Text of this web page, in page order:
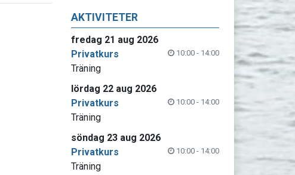
AKTIVITETER
fredag 21 aug 2026
Privatkurs
10:00 - 14:00
Träning
lördag 22 aug 2026
Privatkurs
10:00 - 14:00
Träning
söndag 23 aug 2026
Privatkurs
10:00 - 14:00
Träning